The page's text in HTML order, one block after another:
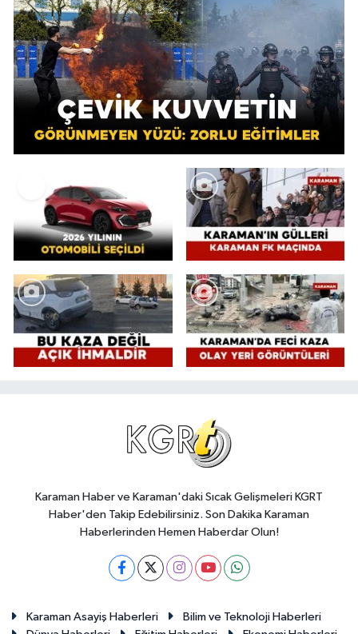
Karaman Haber ve Karaman'daki Sıcak Gelişmeleri KGRT
Haber'den Takip Edebilirsiniz. Son Dakika Karaman
Haberlerinden Hemen Haberdar Olun!
Karaman Asayiş Haberleri
Bilim ve Teknoloji Haberleri